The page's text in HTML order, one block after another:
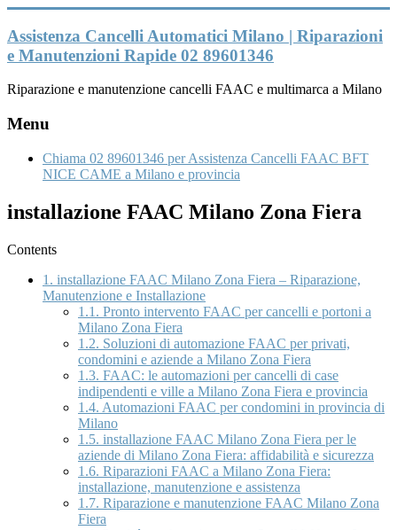
al
contenuto
Assistenza Cancelli Automatici Milano | Riparazioni
e Manutenzioni Rapide 02 89601346
Riparazione e manutenzione cancelli FAAC e multimarca a Milano
Menu
Chiama 02 89601346 per Assistenza Cancelli FAAC BFT
NICE CAME a Milano e provincia
installazione FAAC Milano Zona Fiera
Contents
1. installazione FAAC Milano Zona Fiera – Riparazione,
Manutenzione e Installazione
1.1. Pronto intervento FAAC per cancelli e portoni a
Milano Zona Fiera
1.2. Soluzioni di automazione FAAC per privati,
condomini e aziende a Milano Zona Fiera
1.3. FAAC: le automazioni per cancelli di case
indipendenti e ville a Milano Zona Fiera e provincia
1.4. Automazioni FAAC per condomini in provincia di
Milano
1.5. installazione FAAC Milano Zona Fiera per le
aziende di Milano Zona Fiera: affidabilità e sicurezza
1.6. Riparazioni FAAC a Milano Zona Fiera:
installazione, manutenzione e assistenza
1.7. Riparazione e manutenzione FAAC Milano Zona
Fiera